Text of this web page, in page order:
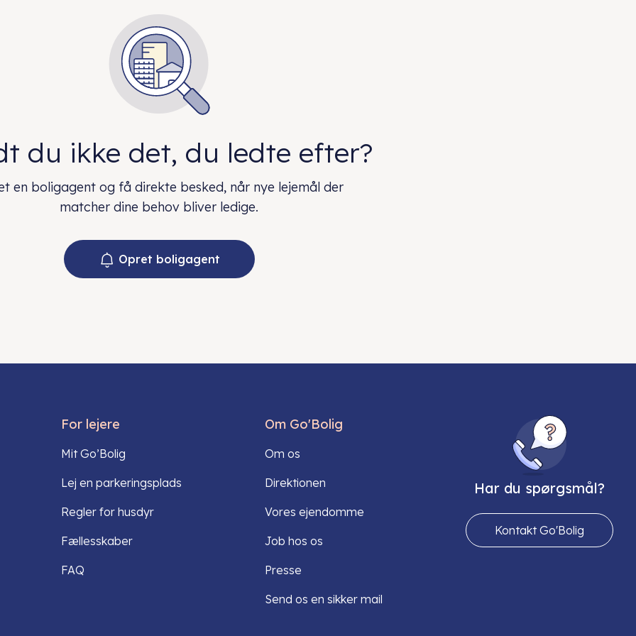
du ikke det, du ledte efter?
en boligagent og få direkte besked, når nye lejemål der
matcher dine behov bliver ledige.
Opret boligagent
For lejere
Mit Go’Bolig
Lej en parkeringsplads
Regler for husdyr
Fællesskaber
FAQ
Om Go'Bolig
Om os
Direktionen
Vores ejendomme
Job hos os
Presse
Send os en sikker mail
Har du spørgsmål?
Kontakt Go'Bolig